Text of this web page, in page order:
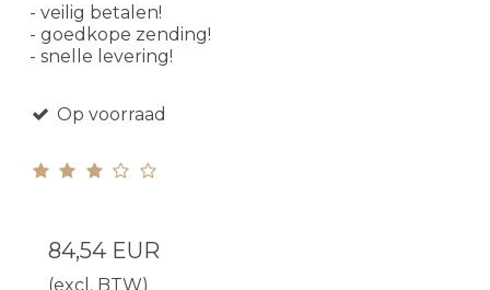
- veilig betalen!
- goedkope zending!
- snelle levering!
Op voorraad
84,54 EUR
(excl. BTW)